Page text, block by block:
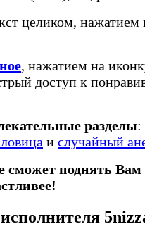
целиком, нажатием
, нажатием на
доступ к
разделы:
и случайный
поднять Вам